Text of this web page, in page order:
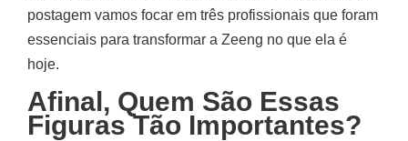
postagem vamos focar em três profissionais que foram
essenciais para transformar a Zeeng no que ela é
hoje.
Afinal, Quem São Essas
Figuras Tão Importantes?